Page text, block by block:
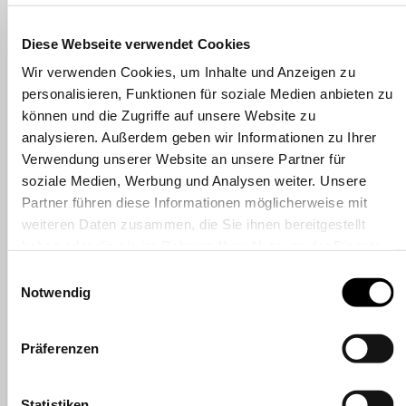
Diese Webseite verwendet Cookies
Wir verwenden Cookies, um Inhalte und Anzeigen zu
personalisieren, Funktionen für soziale Medien anbieten zu
können und die Zugriffe auf unsere Website zu
analysieren. Außerdem geben wir Informationen zu Ihrer
Verwendung unserer Website an unsere Partner für
soziale Medien, Werbung und Analysen weiter. Unsere
Partner führen diese Informationen möglicherweise mit
weiteren Daten zusammen, die Sie ihnen bereitgestellt
Notwendig
Präferenzen
Doppel-Satin
Polyband
Diverse
Adventskalender
Shopsysteme
ÜBER STEWO
Geschenkband |
Baumwolle, 16 mm × 3
Geschenkband |
Baumwolle, 16 mm × 3
Geschenkband |
Baumwolle, 2 mm × 10
m, beige
Geschenkband |
Baumwolle, 2 mm × 10
m, dunkelgrau
Geschenkband |
Geschenkband |
Baumwolle, 2 mm × 10
Baumwolle, 2 mm × 10